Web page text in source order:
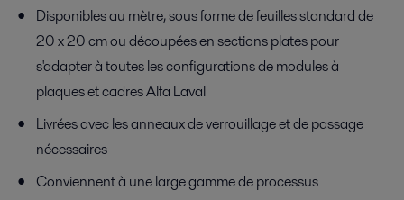
Disponibles au mètre, sous forme de feuilles standard de
20 x 20 cm ou découpées en sections plates pour
s'adapter à toutes les configurations de modules à
plaques et cadres Alfa Laval
Livrées avec les anneaux de verrouillage et de passage
nécessaires
Conviennent à une large gamme de processus